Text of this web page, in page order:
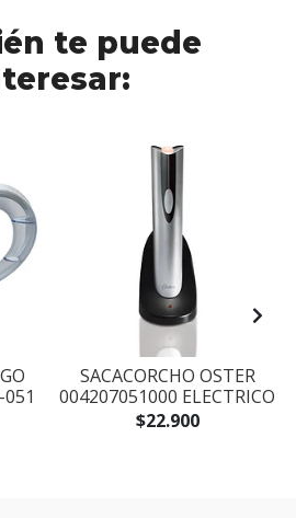
te puede
SACACORCHO OSTER
004207051000 ELECTRICO
$22.900